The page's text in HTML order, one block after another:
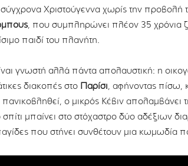
Χριστούγεννα χωρίς την προβολή
, που συμπληρώνει πλέον 35 χρόνια
παιδί του πλανήτη.
γνωστή αλλά πάντα απολαυστική: η
διακοπές στο
Παρίσι, αφήνοντας πίσω,
πανικοβληθεί, ο μικρός Κέβιν
σπίτι μπαίνει στο στόχαστρο δύο αδέξιων
που στήνει συνθέτουν μια κωμωδία